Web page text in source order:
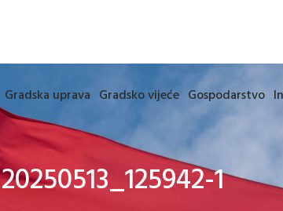
Gradska uprava Gradsko vijeće Gospodarstvo
20250513_125942-1